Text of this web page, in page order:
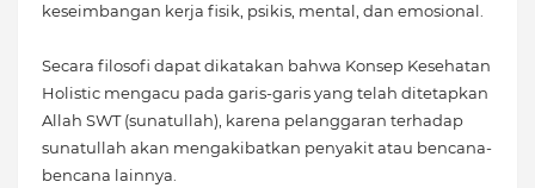
keseimbangan kerja fisik, psikis, mental, dan emosional.
Secara filosofi dapat dikatakan bahwa Konsep Kesehatan
Holistic mengacu pada garis-garis yang telah ditetapkan
Allah SWT (sunatullah), karena pelanggaran terhadap
sunatullah akan mengakibatkan penyakit atau bencana-
bencana lainnya.